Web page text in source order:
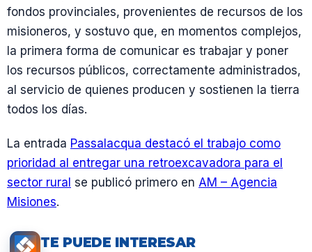
fondos provinciales, provenientes de recursos de los
misioneros, y sostuvo que, en momentos complejos,
la primera forma de comunicar es trabajar y poner
los recursos públicos, correctamente administrados,
al servicio de quienes producen y sostienen la tierra
todos los días.
La entrada Passalacqua destacó el trabajo como
prioridad al entregar una retroexcavadora para el
sector rural se publicó primero en AM – Agencia
Misiones.
TE PUEDE INTERESAR